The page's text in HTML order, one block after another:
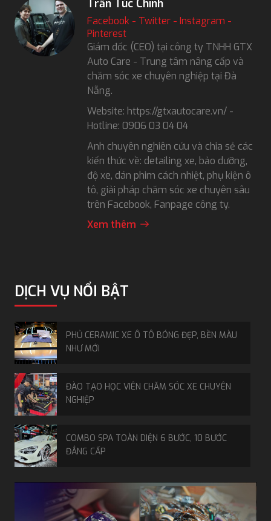
Trần Túc Chinh
Facebook - Twitter - Instagram -
Pinterest
Giám đốc (CEO) tại công ty TNHH GTX
Auto Care - Trung tâm nâng cấp và
chăm sóc xe chuyên nghiệp tại Đà
Nẵng.
Website: https://gtxautocare.vn/ -
Hotline: 0906 03 04 04
Anh chuyên nghiên cứu và chia sẻ các
kiến thức về: detailing xe, bảo dưỡng,
độ xe, dán phim cách nhiệt, phụ kiện ô
tô, giải pháp chăm sóc xe chuyên sâu
trên Facebook, Fanpage công ty.
Xem thêm
DỊCH VỤ NỔI BẬT
PHỦ CERAMIC XE Ô TÔ BÓNG ĐẸP, BỀN MÀU
NHƯ MỚI
ĐÀO TẠO HỌC VIÊN CHĂM SÓC XE CHUYÊN
NGHIỆP
COMBO SPA TOÀN DIỆN 6 BƯỚC, 10 BƯỚC
ĐẲNG CẤP